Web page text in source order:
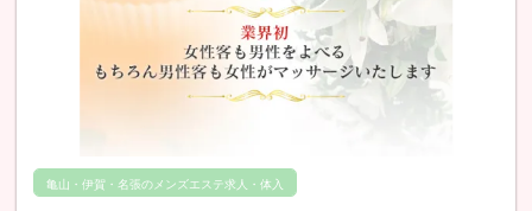
亀山・伊賀・名張のメンズエステ求人・体入